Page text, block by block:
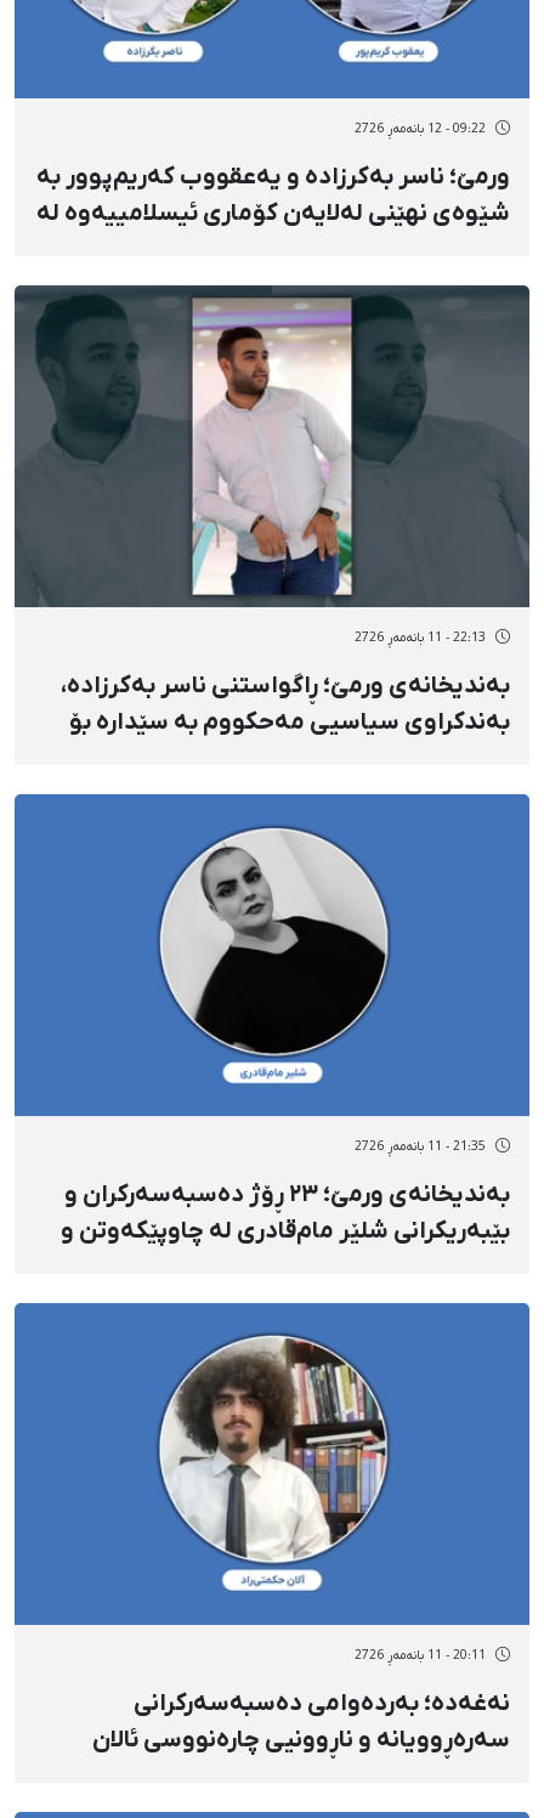
09:22 - 12 بانەمەڕ 2726
ورمێ؛ ناسر بەکرزادە و یەعقووب کەریم‌پوور بە
شێوەی نهێنی لەلایەن کۆماری ئیسلامییەوە لە
22:13 - 11 بانەمەڕ 2726
بەندیخانەی ورمێ؛ ڕاگواستنی ناسر بەکرزادە،
بەندکراوی سیاسیی مەحکووم بە سێدارە بۆ
بە سامانەی سەنا سنووردار کراوە
21:35 - 11 بانەمەڕ 2726
بەندیخانەی ورمێ؛ ٢٣ ڕۆژ دەسبەسەرکران و
بێبەریکرانی شلێر مام‌قادری لە چاوپێکەوتن و
منداڵەکانیەتی
20:11 - 11 بانەمەڕ 2726
نەغەدە؛ بەردەوامی دەسبەسەرکرانی
سەرەڕوویانە و ناڕوونیی چارەنووسی ئالان